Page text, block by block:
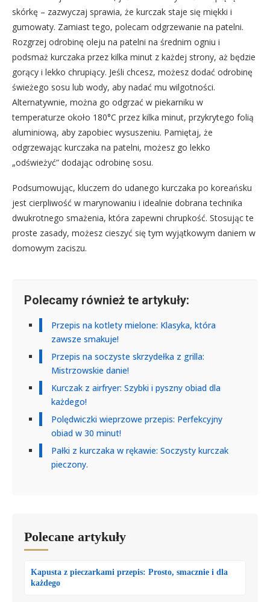
skórkę – zazwyczaj sprawia, że kurczak staje się miękki i
gumowaty. Zamiast tego, polecam odgrzewanie na patelni.
Rozgrzej odrobinę oleju na patelni na średnim ogniu i
podsmaż kurczaka przez kilka minut z każdej strony, aż będzie
gorący i lekko chrupiący. Jeśli chcesz, możesz dodać odrobinę
świeżego sosu lub wody, aby nadać mu wilgotności.
Alternatywnie, można go odgrzać w piekarniku w
temperaturze około 180°C przez kilka minut, przykrytego folią
aluminiową, aby zapobiec wysuszeniu. Pamiętaj, że
odgrzewając kurczaka na patelni, możesz go lekko
„odświeżyć” dodając odrobinę sosu.
Podsumowując, kluczem do udanego kurczaka po koreańsku
jest cierpliwość w marynowaniu i idealnie dobrana technika
dwukrotnego smażenia, która zapewni chrupkość. Stosując te
proste zasady, możesz cieszyć się tym wyjątkowym daniem w
domowym zaciszu.
Polecamy również te artykuły:
Przepis na kotlety mielone: Klasyka, która
zawsze smakuje!
Przepis na soczyste skrzydełka z grilla:
Mistrzowskie danie!
Kurczak z airfryer: Szybki i pyszny obiad dla
każdego!
Polędwiczki wieprzowe przepis: Perfekcyjny
obiad w 30 minut!
Pałki z kurczaka w rękawie: Soczysty kurczak
pieczony.
Polecane artykuły
Kapusta z pieczarkami przepis: Prosto, smacznie i dla
każdego